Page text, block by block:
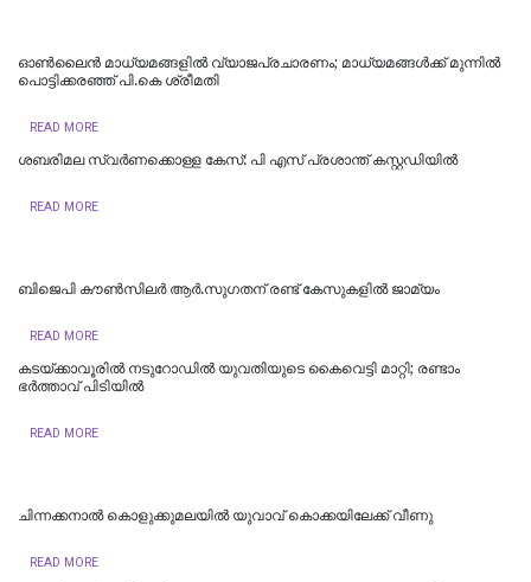
ഓൺലൈൻ മാധ്യമങ്ങളിൽ വ്യാജപ്രചാരണം; മാധ്യമങ്ങൾക്ക് മുന്നിൽ
പൊട്ടിക്കരഞ്ഞ് പി.കെ ശ്രീമതി
READ MORE
ശബരിമല സ്വര്‍ണക്കൊള്ള കേസ്: പി എസ് പ്രശാന്ത് കസ്റ്റഡിയില്‍
READ MORE
ബിജെപി കൗണ്‍സിലര്‍ ആര്‍.സുഗതന് രണ്ട് കേസുകളില്‍ ജാമ്യം
READ MORE
കടയ്ക്കാവൂരിൽ നടുറോഡില്‍ യുവതിയുടെ കൈവെട്ടി മാറ്റി; രണ്ടാം
ഭര്‍ത്താവ് പിടിയിൽ
READ MORE
ചിന്നക്കനാൽ കൊളുക്കുമലയില്‍ യുവാവ് കൊക്കയിലേക്ക് വീണു
READ MORE